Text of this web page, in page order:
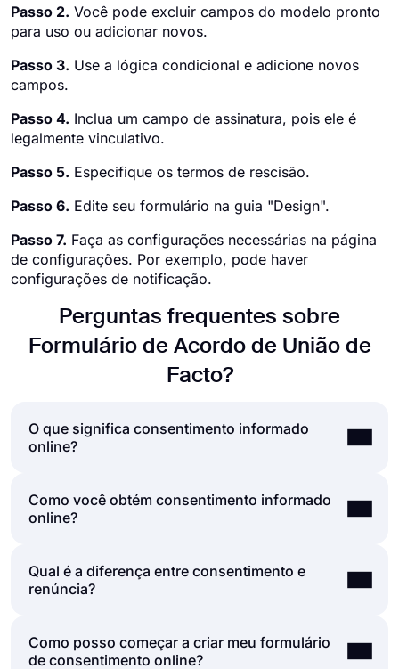
Passo 2. Você pode excluir campos do modelo pronto
para uso ou adicionar novos.
Passo 3. Use a lógica condicional e adicione novos
campos.
Passo 4. Inclua um campo de assinatura, pois ele é
legalmente vinculativo.
Passo 5. Especifique os termos de rescisão.
Passo 6. Edite seu formulário na guia "Design".
Passo 7. Faça as configurações necessárias na página
de configurações. Por exemplo, pode haver
configurações de notificação.
Perguntas frequentes sobre
Formulário de Acordo de União de
Facto?
O que significa consentimento informado
online?
O consentimento informado é o processo de
obtenção do consentimento de uma segunda
está consentindo. Os prestadores de cuidados de
saúde e investigadores utilizam frequentemente
obter consentimento antes de iniciarem uma
operação médica ou investigação.
Como você obtém consentimento informado
online?
Obter consentimento online não é
substancialmente diferente de obter
necessárias aos seus respondentes, e eles
Qual é a diferença entre consentimento e
renúncia?
Embora consentimento e renúncia sejam
frequentemente usados de forma intercambiável,
Como posso começar a criar meu formulário
de consentimento online?